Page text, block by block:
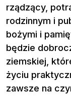
rządzący,
rodzinnym i
bożymi i
będzie
ziemskiej,
życiu
zawsze na